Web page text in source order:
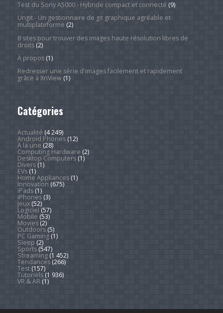
Test du Sony A5000 - Hybride compact et connecté (9)
Ungit - Un gestionnaire de git graphique agréable et
multiplateforme (2)
8 sites pour trouver des images haute résolution libres de
droits(2)
À propos(1)
Redresser une série d'images facilement et rapidement
grâce à XnView(1)
Catégories
Actualité (4 249)
Android Phones(12)
À la une (28)
Computing Hardware (2)
Desktop Computers(1)
Divers(1)
EVs(1)
Home Appliances(1)
Innovation (675)
iPads(1)
iPhones(3)
Jeux(52)
Logiciel (57)
Mobile (53)
Movies(2)
Outdoors(5)
PC Gaming(1)
Sleep (2)
Sports(547)
Streaming(1 452)
Tendances(266)
Test(157)
Tutoriels(1 936)
VR & AR(1)